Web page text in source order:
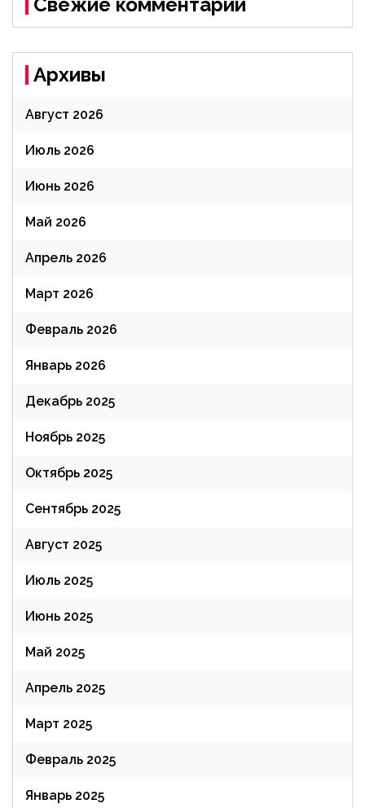
Архивы
Август 2026
Июль 2026
Июнь 2026
Май 2026
Апрель 2026
Март 2026
Февраль 2026
Январь 2026
Декабрь 2025
Ноябрь 2025
Октябрь 2025
Сентябрь 2025
Август 2025
Июль 2025
Июнь 2025
Май 2025
Апрель 2025
Март 2025
Февраль 2025
Январь 2025